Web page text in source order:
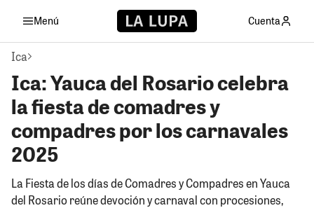
Menú Cuenta
Ica
Ica: Yauca del Rosario celebra
la fiesta de comadres y
compadres por los carnavales
2025
La Fiesta de los días de Comadres y Compadres en Yauca
del Rosario reúne devoción y carnaval con procesiones,